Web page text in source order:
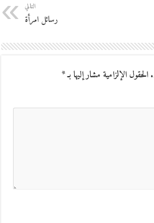
التالي
رسائل امرأة
الحقول الإلزامية مشار إليها بـ*